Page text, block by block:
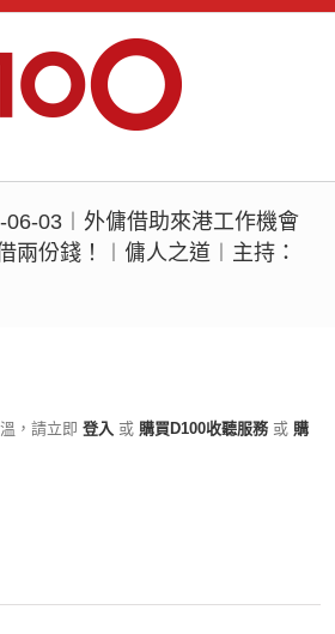
06-03︱外傭借助來港工作機會
兩份錢！︱傭人之道︱主持：
，請立即 登入 或 購買D100收聽服務 或 購